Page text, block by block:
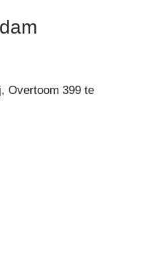
Overtoom 399 te